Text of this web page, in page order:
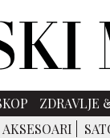
ZDRAVLJE
AKSESOARI